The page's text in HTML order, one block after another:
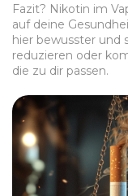
Fazit? Nikotin im
auf deine
hier bewusster und
reduzieren oder
die zu dir passen.